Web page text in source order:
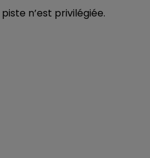
n’est privilégiée.